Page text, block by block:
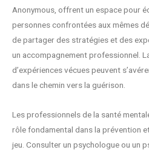
Anonymous, offrent un espace pour
personnes confrontées aux mêmes
de partager des stratégies et des
un accompagnement professionnel.
d’expériences vécues peuvent
dans le chemin vers la guérison.
Les professionnels de la santé
rôle fondamental dans la prévention
jeu. Consulter un psychologue ou un